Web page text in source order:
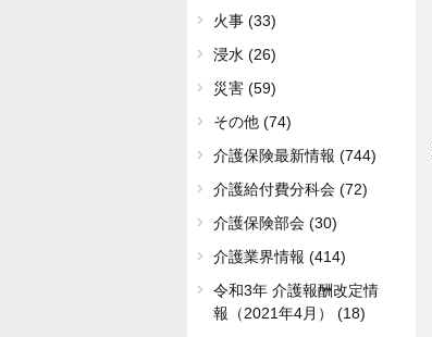
火事 (33)
浸水 (26)
災害 (59)
その他 (74)
介護保険最新情報 (744)
介護給付費分科会 (72)
介護保険部会 (30)
介護業界情報 (414)
令和3年 介護報酬改定情
報（2021年4月） (18)